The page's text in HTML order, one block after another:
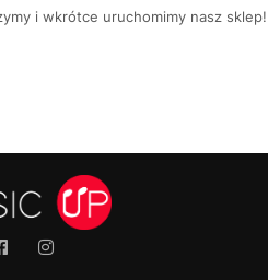
i wkrótce uruchomimy nasz sklep!